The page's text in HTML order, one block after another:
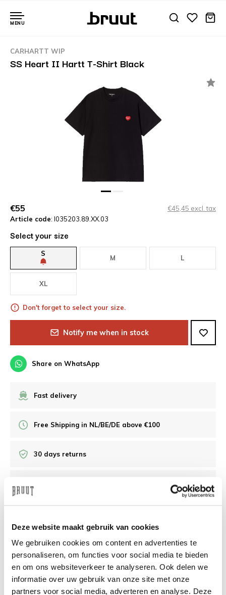
Deze website maakt gebruik van cookies
We gebruiken cookies om content en advertenties te
personaliseren, om functies voor social media te bieden
en om ons websiteverkeer te analyseren. Ook delen we
informatie over uw gebruik van onze site met onze
partners voor social media, adverteren en analyse. Deze
MENU
CARHARTT WIP
SS Heart II Hartt T-Shirt Black
€55
€45,45 excl. tax
Article code: I035203.89.XX.03
Select your size
S
M L
XL
Don't forget to select your size.
Notify me when in stock
Share on WhatsApp
Fast delivery
Free Shipping in NL/BE/DE above €100
30 days returns
Need help?We're glad to help
info@bruut.nl Live chat Whatsapp
About this product
Shipment and returns